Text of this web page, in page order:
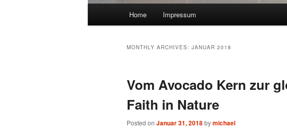
Skip to primary content
Skip to secondary content
Home Impressum
MONTHLY ARCHIVES: JANUAR 2018
Vom Avocado Kern zur
Faith in Nature
Posted on Januar 31, 2018bymichael